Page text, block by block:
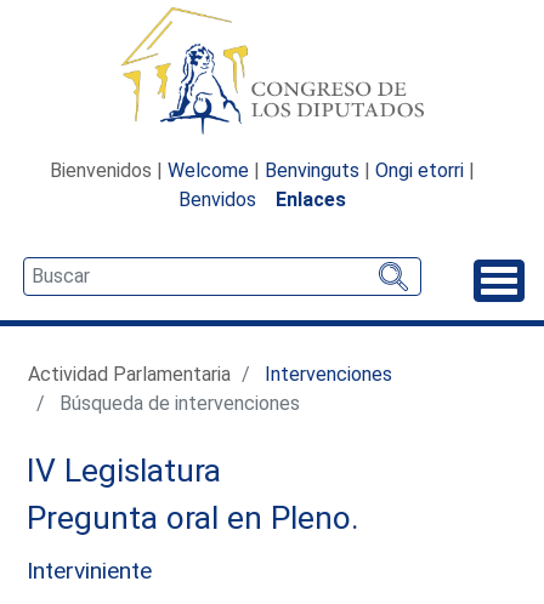
Bienvenidos | Welcome | Benvinguts | Ongi etorri |
Benvidos
Enlaces
Actividad Parlamentaria
Intervenciones
Búsqueda de intervenciones
IV Legislatura
Pregunta oral en Pleno.
Interviniente